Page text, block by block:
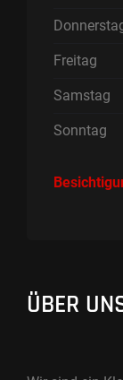
Freitag
Samstag
Sonntag
ÜBER